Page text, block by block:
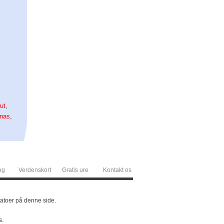
,
,
Verdenskort Gratis ure Kontakt os
på denne side.